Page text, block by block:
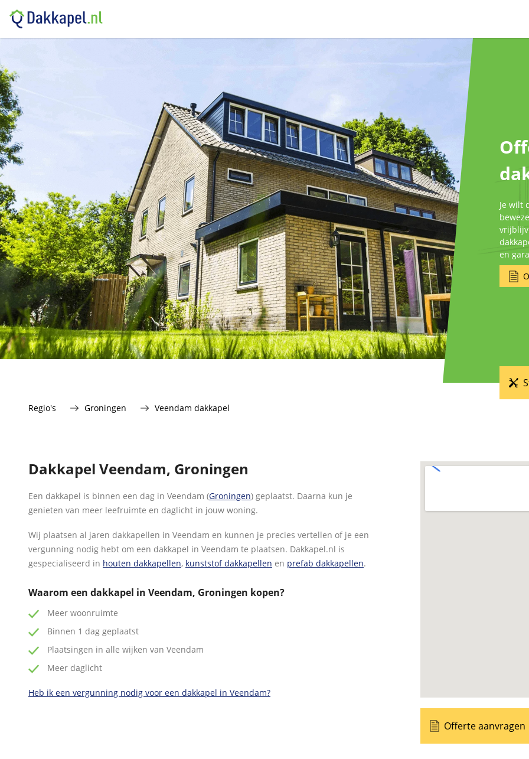
Je wilt
en
Regio's Groningen Veendam dakkapel
Dakkapel Veendam, Groningen
Een dakkapel is binnen een dag in Veendam (Groningen) geplaatst. Daarna kun je
genieten van meer leefruimte en daglicht in jouw woning.
Wij plaatsen al jaren dakkapellen in Veendam en kunnen je precies vertellen of je een
vergunning nodig hebt om een dakkapel in Veendam te plaatsen. Dakkapel.nl is
gespecialiseerd in houten dakkapellen, kunststof dakkapellen en prefab dakkapellen.
Waarom een dakkapel in Veendam, Groningen kopen?
Meer woonruimte
Binnen 1 dag geplaatst
Plaatsingen in alle wijken van Veendam
Meer daglicht
Heb ik een vergunning nodig voor een dakkapel in Veendam?
Offerte aanvragen